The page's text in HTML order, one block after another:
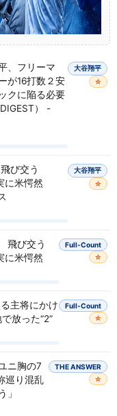
、フリーマ
が16打数２安
クに陥る必要
） -
大谷翔平
☆
び交う
に米愕然
大谷翔平
☆
飛び交う
に米愕然
Full-Count
☆
主将にかけ
放った“2”
Full-Count
☆
ニ胸の7
巡り混乱
」
THE ANSWER
☆